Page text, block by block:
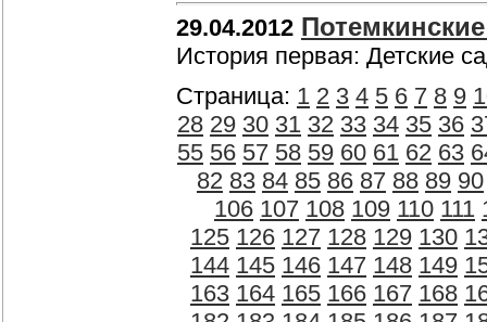
29.04.2012
История первая: Детские
Страница: 1 2 3 4 5 6 7 8 9
28 29 30 31 32 33 34 35 36
55 56 57 58 59 60 61 62 63
82 83 84 85 86 87 88 89 90
106 107 108 109 110 111
125 126 127 128 129 130
144 145 146 147 148 149
163 164 165 166 167 168